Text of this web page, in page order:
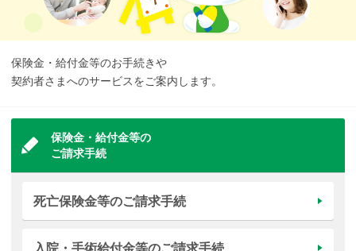
保険金・給付金等のお手続きや
契約者さまへのサービスをご案内します。
保険金・給付金等の
ご請求手続
死亡保険金等のご請求手続
入院・手術給付金等のご請求手続